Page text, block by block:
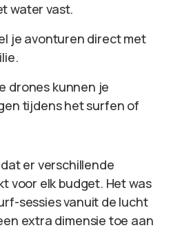
water vast.
je avonturen direct met
drones kunnen je
tijdens het surfen of
er verschillende
voor elk budget. Het was
sessies vanuit de lucht
extra dimensie toe aan